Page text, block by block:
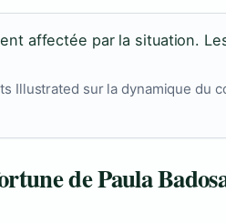
affectée par la situation.
Illustrated sur la dynamique du
de Paula